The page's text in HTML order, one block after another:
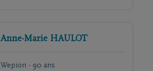
Anne-Marie HAULOT
Wepion - 90 ans